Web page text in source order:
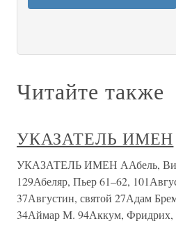
Читайте также
УКАЗАТЕЛЬ ИМЕН
УКАЗАТЕЛЬ ИМЕН ААбель,
129Абеляр, Пьер 61–62,
37Августин, святой 27Адам
34Аймар М. 94Аккум, Фридрих,